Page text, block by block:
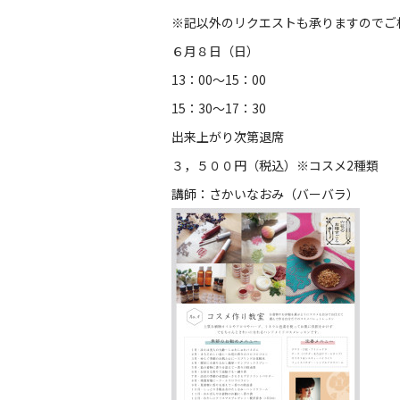
※記以外のリクエストも承りますのでご
６月８日（日）
13：00〜15：00
15：30〜17：30
出来上がり次第退席
３，５００円（税込）※コスメ2種類
講師：さかいなおみ（バーバラ）